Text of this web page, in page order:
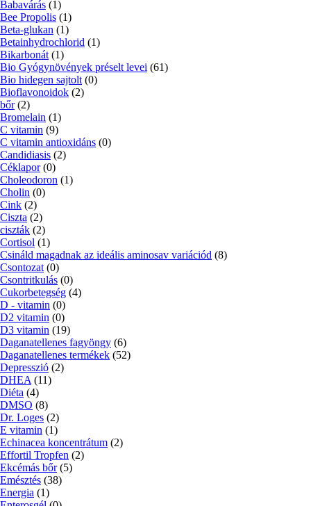
Babavárás (1)
Bee Propolis (1)
Beta-glukan (1)
Betainhydrochlorid (1)
Bikarbonát (1)
Bio Gyógynövények préselt levei (61)
Bio hidegen sajtolt (0)
Bioflavonoidok (2)
bőr (2)
Bromelain (1)
C vitamin (9)
C vitamin antioxidáns (0)
Candidiasis (2)
Céklapor (0)
Choleodoron (1)
Cholin (0)
Cink (2)
Ciszta (2)
ciszták (2)
Cortisol (1)
Csináld magadnak az ideális aminosav variációd (8)
Csontozat (0)
Csontritkulás (0)
Cukorbetegség (4)
D - vitamin (0)
D2 vitamin (0)
D3 vitamin (19)
Daganatellenes fagyöngy (6)
Daganatellenes termékek (52)
Depresszió (2)
DHEA (11)
Diéta (4)
DMSO (8)
Dr. Loges (2)
E vitamin (1)
Echinacea koncentrátum (2)
Effortil Tropfen (2)
Ekcémás bőr (5)
Emésztés (38)
Energia (1)